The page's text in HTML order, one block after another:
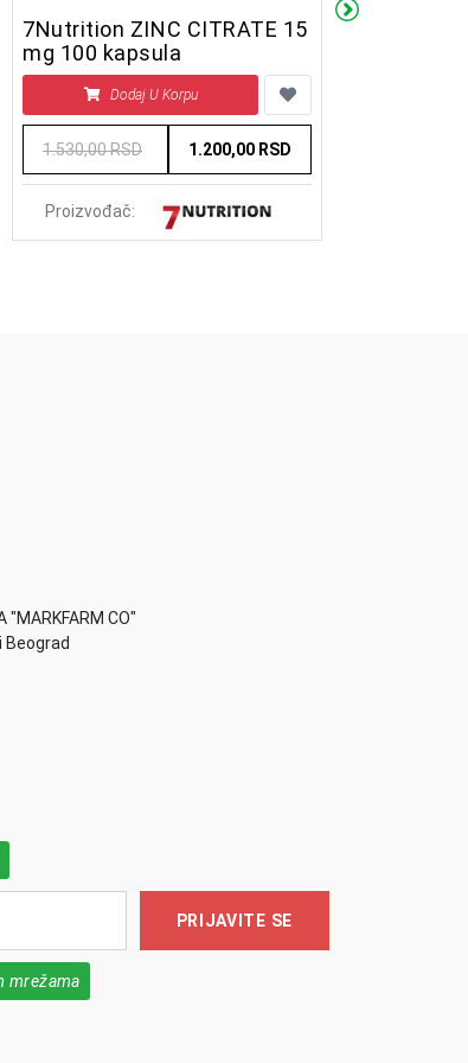
7Nutrition ZINC CITRATE 15
mg 100 kapsula
Dodaj U Korpu
1.530,00 RSD 1.200,00 RSD
Proizvođač:
7Nutrition
"MARKFARM CO"
Beograd
PRIJAVITE SE
mrežama